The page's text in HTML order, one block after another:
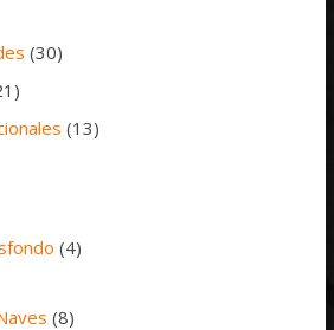
(30)
(13)
(4)
(8)